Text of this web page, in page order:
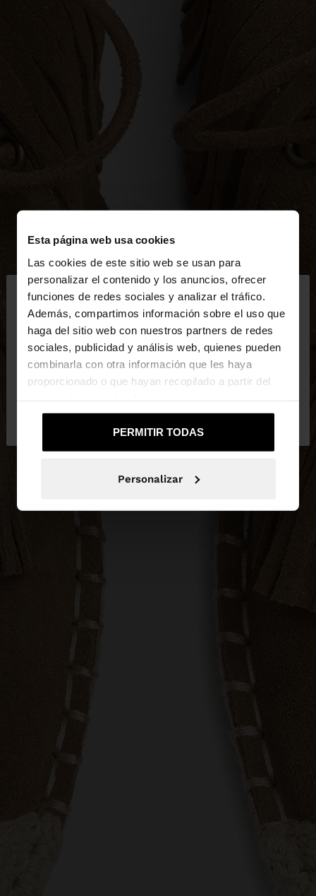
Esta página web usa cookies
Las cookies de este sitio web se usan para
personalizar el contenido y los anuncios, ofrecer
funciones de redes sociales y analizar el tráfico.
Además, compartimos información sobre el uso que
haga del sitio web con nuestros partners de redes
sociales, publicidad y análisis web, quienes pueden
combinarla con otra información que les haya
proporcionado o que hayan recopilado a partir del
PERMITIR TODAS
Personalizar
hola
Estás accediendo a la web de España. ¿Quieres ir a
la web de United States?